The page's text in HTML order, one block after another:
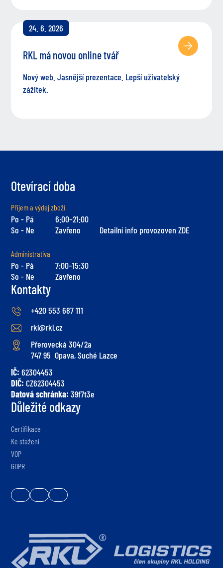
24. 6. 2026
RKL má novou online tvář
Nový web. Jasnější prezentace. Lepší uživatelský
zážitek.
Otevírací doba
Příjem a výdej zboží
Po - Pá
6:00–21:00
So - Ne
Zavřeno Detailní info provozoven ZDE
Administrativa
Po - Pá
7:00–15:30
So - Ne
Zavřeno
Kontakty
+420 553 687 111
rkl@rkl.cz
Přerovecká 304/2a
747 95 Opava, Suché Lazce
IČ: 62304453
DIČ: CZ62304453
Datová schránka: 39f7t3e
Důležité odkazy
Certifikace
Ke stažení
VOP
GDPR